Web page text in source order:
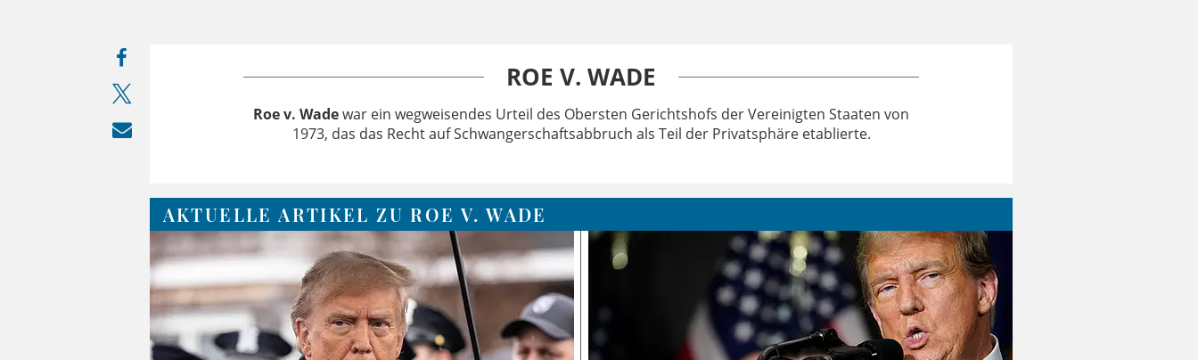
ROE V. WADE
Roe v. Wadewar ein wegweisendes Urteil des Obersten Gerichtshofs der Vereinigten Staaten von
1973, das das Recht auf Schwangerschaftsabbruch als Teil der Privatsphäre etablierte.
AKTUELLE ARTIKEL ZU ROE V. WADE